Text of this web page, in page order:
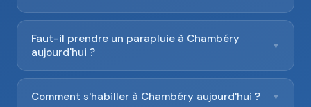
Faut-il prendre un parapluie à Chambéry
aujourd'hui ?
▼
Comment s'habiller à Chambéry aujourd'hui ? ▼